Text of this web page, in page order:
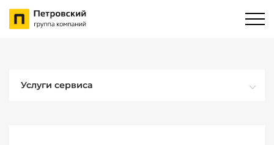
Услуги сервиса